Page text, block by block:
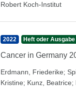
Robert Koch-Institut
2022 Heft oder
Cancer in Germany
Erdmann, Friederike;
Kristine; Kunz, Beatrice;